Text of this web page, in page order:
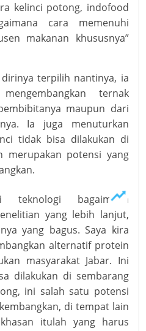
kelinci potong, indofood
cara memenuhi
makanan khususnya”
terpilih nantinya, ia
ternak
maupun dari
Ia juga menuturkan
tidak bisa dilakukan di
merupakan potensi yang
teknologi bagaimana
yang lebih lanjut,
yang bagus. Saya kira
alternatif protein
masyarakat Jabar. Ini
dilakukan di sembarang
ini salah satu potensi
di tempat lain
itulah yang harus